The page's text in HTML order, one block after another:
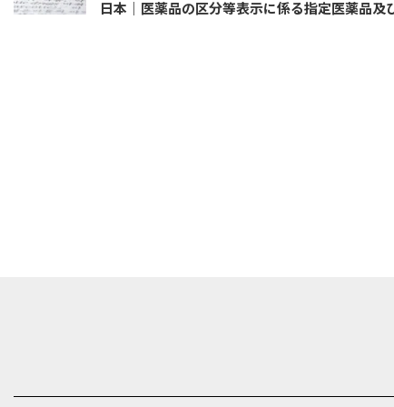
日本｜医薬品の区分等表示に係る指定医薬品及